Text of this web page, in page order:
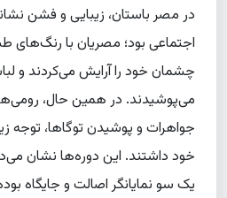
در مصر باستان، زیبایی و فشن
اجتماعی بود؛ مصریان با رنگ‌های
چشمان خود را آرایش می‌کردند و
می‌پوشیدند. در همین حال، رومی‌ها
جواهرات و پوشیدن توگاها، توجه
خود داشتند. این دوره‌ها نشان
یک سو نمایانگر اصالت و جایگاه